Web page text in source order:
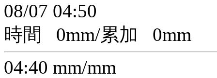
08/07 04:50
時間
0mm/累加 0mm
04:40 mm/mm